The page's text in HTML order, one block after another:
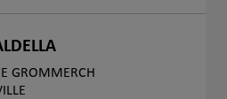
GROMMERCH